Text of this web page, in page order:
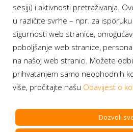
Program
Bonus plus
Prijava za
sesiji) i aktivnosti pretraživanja.
u različite svrhe – npr. za
sigurnosti web stranice,
poboljšanje web stranice,
na našoj web stranici. Možete
prihvatanjem samo neophodnih
više, pročitajte našu Obavijest o
Dozvoli